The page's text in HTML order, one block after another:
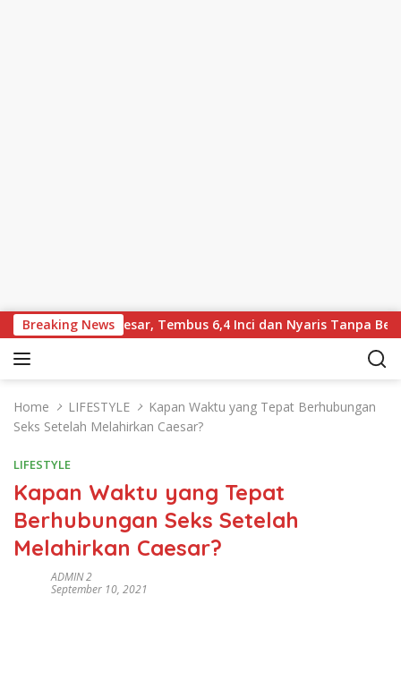
Breaking News
Lebih Besar, Tembus 6,4 Inci dan Nyaris Tanpa Bezel
Home LIFESTYLE
Kapan Waktu yang Tepat Berhubungan
Seks Setelah Melahirkan Caesar?
LIFESTYLE
Kapan Waktu yang Tepat
Berhubungan Seks Setelah
Melahirkan Caesar?
ADMIN 2
September 10, 2021